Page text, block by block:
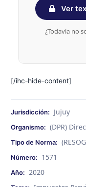
Ver
¿Todavía no
[/ihc-hide-content]
Jurisdicción: Jujuy
Organismo: (DPR)
Tipo de Norma:
Número: 1571
Año: 2020